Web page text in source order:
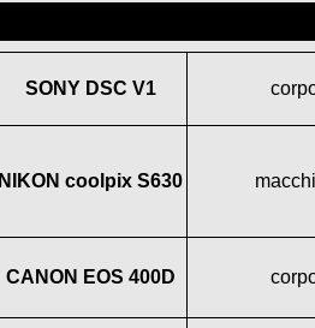
SONY DSC V1
NIKON coolpix S630
CANON EOS 400D